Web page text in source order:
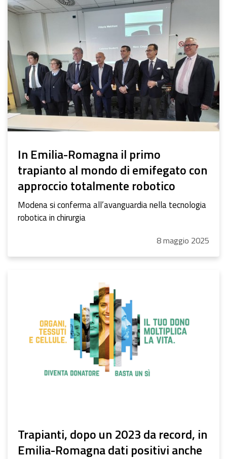
In Emilia-Romagna il primo
trapianto al mondo di emifegato con
approccio totalmente robotico
Modena si conferma all’avanguardia nella tecnologia
robotica in chirurgia
8maggio 2025
Trapianti, dopo un 2023 da record, in
Emilia-Romagna dati positivi anche